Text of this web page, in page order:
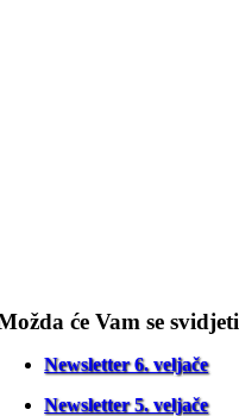
će Vam se svidjeti
Newsletter 6. veljače
Newsletter 5. veljače